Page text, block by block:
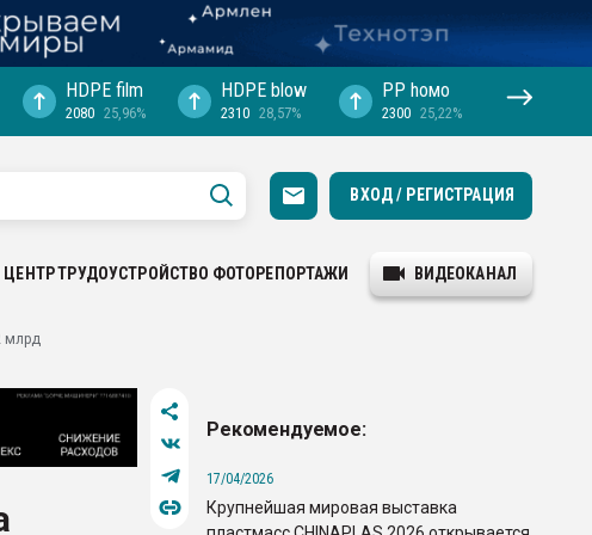
HDPE film
2080 25,96%
HDPE blow
2310 28,57%
PP hомо
2300 25,22%
ВХОД / РЕГИСТРАЦИЯ
ТРУДОУСТРОЙСТВО ФОТОРЕПОРТАЖИ ВИДЕОКАНАЛ
млрд
Рекомендуемое:
17/04/2026
Крупнейшая мировая выставка